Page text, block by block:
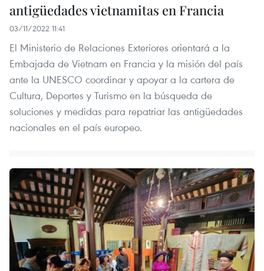
antigüedades vietnamitas en Francia
03/11/2022 11:41
El Ministerio de Relaciones Exteriores orientará a la
Embajada de Vietnam en Francia y la misión del país
ante la UNESCO coordinar y apoyar a la cartera de
Cultura, Deportes y Turismo en la búsqueda de
soluciones y medidas para repatriar las antigüedades
nacionales en el país europeo.